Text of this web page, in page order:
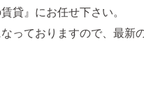
貸』にお任せ下さい。
っておりますので、最新